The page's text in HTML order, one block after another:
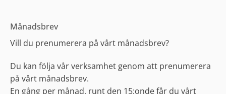
Månadsbrev
Vill du prenumerera på vårt månadsbrev?
Du kan följa vår verksamhet genom att prenumerera
på vårt månadsbrev.
En gång per månad, runt den 15:onde får du vårt